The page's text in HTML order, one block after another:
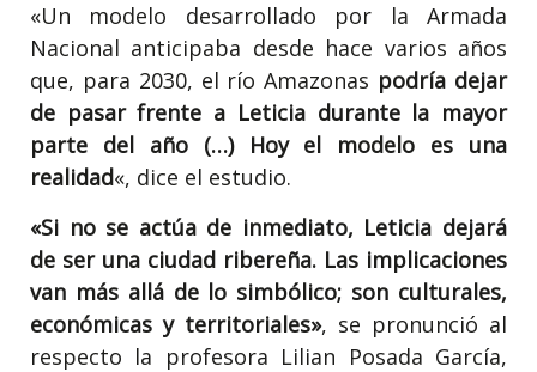
«Un modelo desarrollado por la Armada
Nacional anticipaba desde hace varios años
que, para 2030, el río Amazonas podría dejar
de pasar frente a Leticia durante la mayor
parte del año (…) Hoy el modelo es una
realidad«, dice el estudio.
«Si no se actúa de inmediato, Leticia dejará
de ser una ciudad ribereña. Las implicaciones
van más allá de lo simbólico; son culturales,
económicas y territoriales», se pronunció al
respecto la profesora Lilian Posada García,